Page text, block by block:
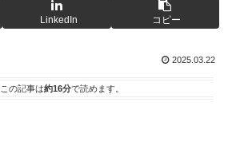
LinkedIn コピー
2025.03.22
この記事は約16分で読めます。